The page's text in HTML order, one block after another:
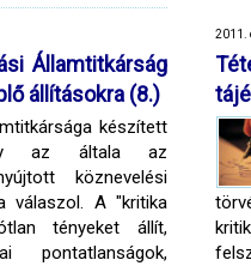
Államtitkárság
állításokra (8.)
készített
az általa az
köznevelési
válaszol. A "kritika
tényeket állít,
pontatlanságok,
2011.